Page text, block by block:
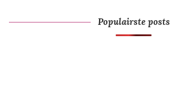
Populairste posts